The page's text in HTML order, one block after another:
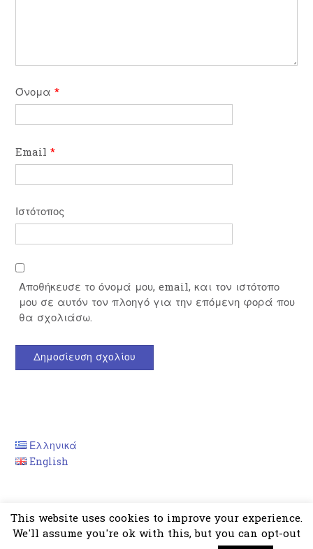
Όνομα *
Email *
Ιστότοπος
Αποθήκευσε το όνομά μου, email, και τον ιστότοπο
μου σε αυτόν τον πλοηγό για την επόμενη φορά που
θα σχολιάσω.
Ελληνικά
English
Theme byOut the Box
This website uses cookies to improve your experience.
We'll assume you're ok with this, but you can opt-out